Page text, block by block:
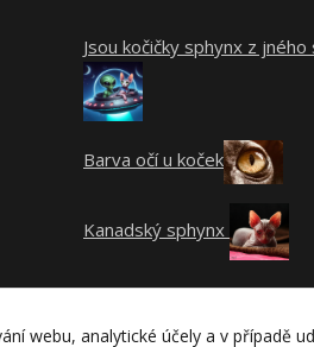
Jsou kočičky sphynx z jného
Barva očí u koček
Kanadský sphynx
webu, analytické účely a v případě